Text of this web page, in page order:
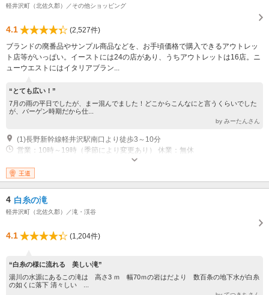
軽井沢町（北佐久郡）／その他ショッピング
4.1
(2,527件)
ブランドの廃番品やサンプル商品などを、お手頃価格で購入できるアウトレッ
ト店等がいっぱい。イーストには24の店があり、うちアウトレットは16店。ニ
ューウエストにはイタリアブラン...
“とても広い！”
7月の雨の平日でしたが、まー混んでました！どこからこんなにと言うくらいでした
が、バーゲン時期だから仕...
by みーたんさん
(1)長野新幹線軽井沢駅南口より徒歩3～10分
営業：10時～19時（季節により変更あり） 休業：無休
王道
4 白糸の滝
軽井沢町（北佐久郡）／滝・渓谷
4.1 (1,204件)
“白糸の様に流れる 美しい滝”
湯川の水源にあるこの滝は 高さ3 ｍ 幅70ｍの岩はだより 数百条の地下水が白糸
の如くに落下 清々しい ...